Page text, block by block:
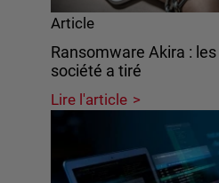
Article
Ransomware Akira :
société a tiré
Lire l'article